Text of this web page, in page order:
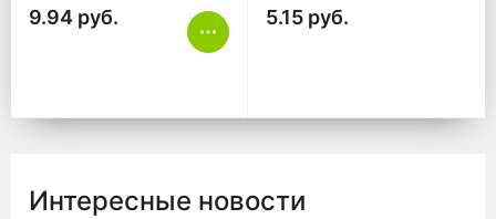
9.94 руб. 5.15 руб.
Интересные новости